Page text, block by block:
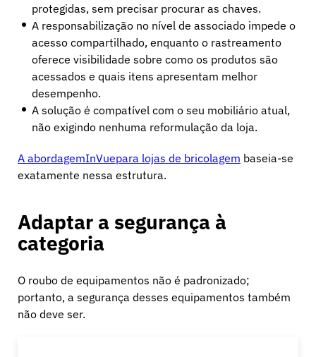
protegidas, sem precisar procurar as chaves.
A responsabilização no nível de associado impede o
acesso compartilhado, enquanto o rastreamento
oferece visibilidade sobre como os produtos são
acessados e quais itens apresentam melhor
desempenho.
A solução é compatível com o seu mobiliário atual,
não exigindo nenhuma reformulação da loja.
A abordagemInVuepara lojas de bricolagem baseia-se
exatamente nessa estrutura.
Adaptar a segurança à
categoria
O roubo de equipamentos não é padronizado;
portanto, a segurança desses equipamentos também
não deve ser.